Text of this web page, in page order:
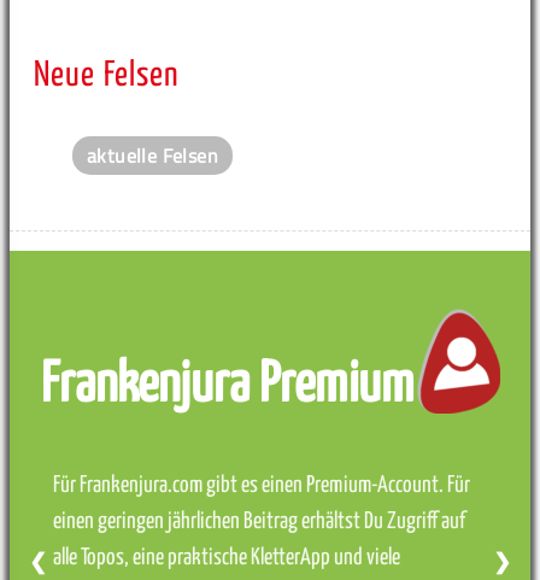
Neue Felsen
aktuelle Felsen
Frankenjura Premium
Für Frankenjura.com gibt es einen Premium-Account. Für
einen geringen jährlichen Beitrag erhältst Du Zugriff auf
alle Topos, eine praktische KletterApp und viele
❮ ❯